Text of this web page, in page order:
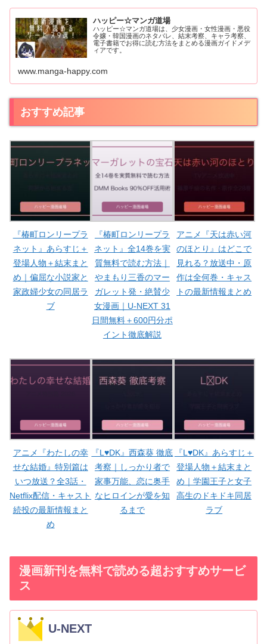
ハッピー☆マンガ道場
ハッピー☆マンガ道場は、少女漫画・女性漫画・悪役
令嬢・韓国漫画のネタバレ、結末考察、キャラ考察、
電子書籍でお得に読む方法をまとめる漫画ガイドメデ
ィアです。
www.manga-happy.com
おすすめ記事
『椿町ロンリープラ
ネット』あらすじ＋
登場人物＋結末まと
め｜偏屈な小説家と
家政婦少女の同居ラ
ブ
『椿町ロンリープラ
ネット』全14巻を実
質無料で読む方法｜
やまもり三香のマー
ガレット発・絶賛少
女漫画｜U-NEXT 31
日間無料＋600円分ポ
イント徹底解説
アニメ『天は赤い河
のほとり』はどこで
見れる？放送中・原
作は全何巻・キャス
トの最新情報まとめ
アニメ『わたしの幸
せな結婚』特別篇は
いつ放送？全3話・
Netflix配信・キャスト
続投の最新情報まと
め
『L♥DK』西森葵 徹底
考察｜しっかり者で
家事万能、恋に奥手
なヒロインが愛を知
るまで
『L♥DK』あらすじ＋
登場人物＋結末まと
め｜学園王子と女子
高生のドキドキ同居
ラブ
漫画新刊を無料で読める超おすすめサービ
ス
U-NEXT